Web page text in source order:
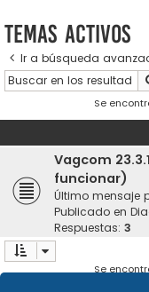
Temas activos
Ir a búsqueda
Se
Vagcom
funcionar)
Último mensaje
Publicado en
Respuestas: 3
Se